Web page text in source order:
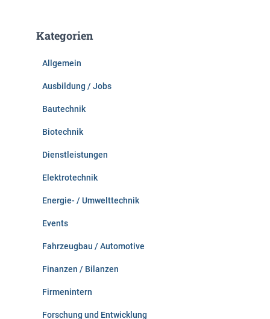
n
Kategorien
Allgemein
Ausbildung / Jobs
Bautechnik
Biotechnik
Dienstleistungen
Elektrotechnik
Energie- / Umwelttechnik
Events
Fahrzeugbau / Automotive
Finanzen / Bilanzen
Firmenintern
Forschung und Entwicklung